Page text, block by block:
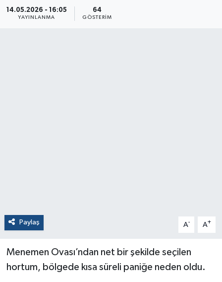
14.05.2026 - 16:05
YAYINLANMA
64
GÖSTERIM
Paylaş A- A+
Menemen Ovası’ndan net bir şekilde seçilen
hortum, bölgede kısa süreli paniğe neden oldu.
Resmi İlanlar